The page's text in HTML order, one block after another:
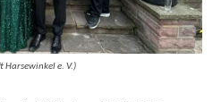
Harsewinkel e. V.)